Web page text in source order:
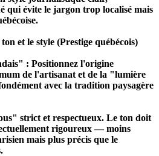
qui évite le jargon trop localisé mais
et le style (Prestige québécois)
: Positionnez l'origine
de l'artisanat et de la "lumière
avec la tradition paysagère
strict et respectueux. Le ton doit
rigoureux — moins
mais plus précis que le